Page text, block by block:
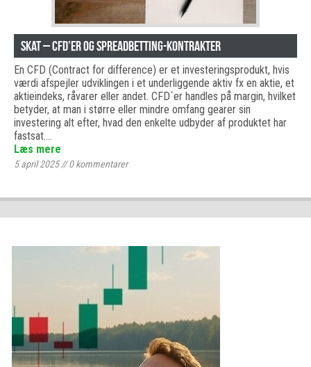
Skat – CFD’er og spreadbetting-kontrakter
En CFD (Contract for difference) er et investeringsprodukt, hvis
værdi afspejler udviklingen i et underliggende aktiv fx en aktie, et
aktieindeks, råvarer eller andet. CFD´er handles på margin, hvilket
betyder, at man i større eller mindre omfang gearer sin
investering alt efter, hvad den enkelte udbyder af produktet har
fastsat.…
Læs mere
5 april 2025//0kommentarer